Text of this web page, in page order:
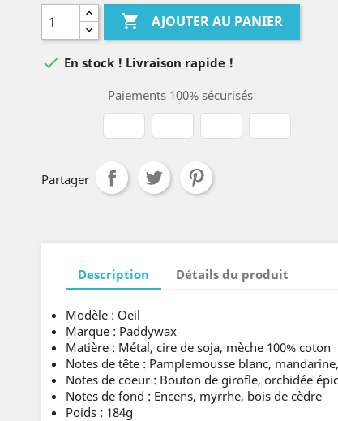
 AJOUTER AU PANIER
 En stock ! Livraison rapide !
Paiements 100% sécurisés
Partager
Description Détails du produit
Modèle : Oeil
Marque : Paddywax
Matière : Métal, cire de soja, mèche 100% coton
Notes de tête : Pamplemousse blanc,
Notes de coeur : Bouton de girofle, orchidée
Notes de fond : Encens, myrrhe, bois de cèdre
Poids : 184g